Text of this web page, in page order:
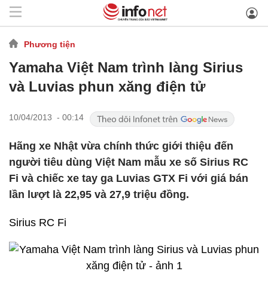
Phương tiện
Yamaha Việt Nam trình làng Sirius
và Luvias phun xăng điện tử
10/04/2013 - 00:14
Hãng xe Nhật vừa chính thức giới thiệu đến
người tiêu dùng Việt Nam mẫu xe số Sirius RC
Fi và chiếc xe tay ga Luvias GTX Fi với giá bán
lần lượt là 22,95 và 27,9 triệu đồng.
Sirius RC Fi